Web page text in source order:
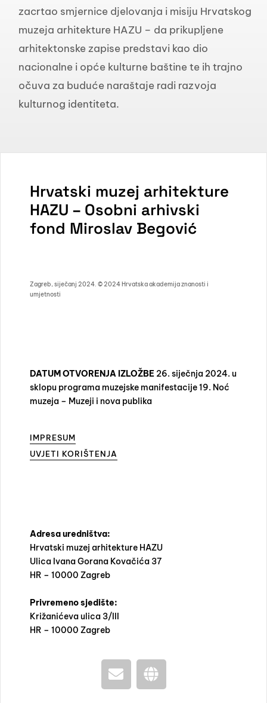
zacrtao smjernice djelovanja i misiju Hrvatskog
muzeja arhitekture HAZU – da prikupljene
arhitektonske zapise predstavi kao dio
nacionalne i opće kulturne baštine te ih trajno
očuva za buduće naraštaje radi razvoja
kulturnog identiteta.
Hrvatski muzej arhitekture
HAZU – Osobni arhivski
fond Miroslav Begović
Zagreb, siječanj 2024. © 2024 Hrvatska akademija znanosti i
umjetnosti
DATUM OTVORENJA IZLOŽBE 26. siječnja 2024. u
sklopu programa muzejske manifestacije 19. Noć
muzeja – Muzeji i nova publika
IMPRESUM
UVJETI KORIŠTENJA
Adresa uredništva:
Hrvatski muzej arhitekture HAZU
Ulica Ivana Gorana Kovačića 37
HR – 10000 Zagreb
Privremeno sjedište:
Križanićeva ulica 3/III
HR – 10000 Zagreb